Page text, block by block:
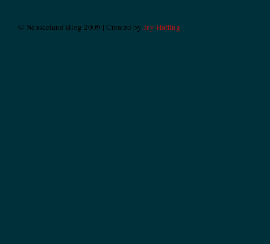
© Neuseeland Blog 2009 | Created by Jay Hafling.